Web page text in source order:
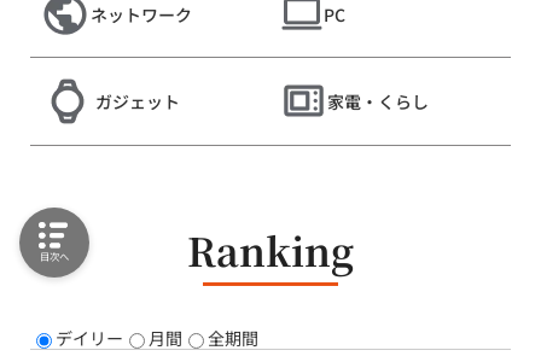
ネットワーク PC
ガジェット 家電・くらし
Ranking
デイリー 月間 全期間
目次へ